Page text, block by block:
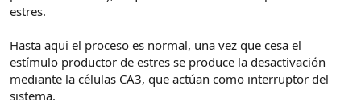
estres.
Hasta aqui el proceso es normal, una vez que cesa el
estímulo productor de estres se produce la desactivación
mediante la células CA3, que actúan como interruptor del
sistema.